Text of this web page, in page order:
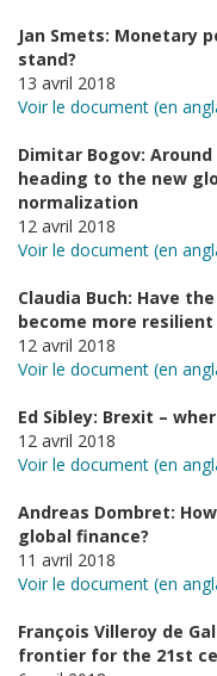
Jan Smets: Monetary
stand?
13 avril 2018
Voir le document (en
Dimitar Bogov:
heading to the new
normalization
12 avril 2018
Voir le document (en
Claudia Buch: Have
become more
12 avril 2018
Voir le document (en
Ed Sibley: Brexit –
12 avril 2018
Voir le document (en
Andreas Dombret:
global finance?
11 avril 2018
Voir le document (en
François Villeroy de
frontier for the 21st